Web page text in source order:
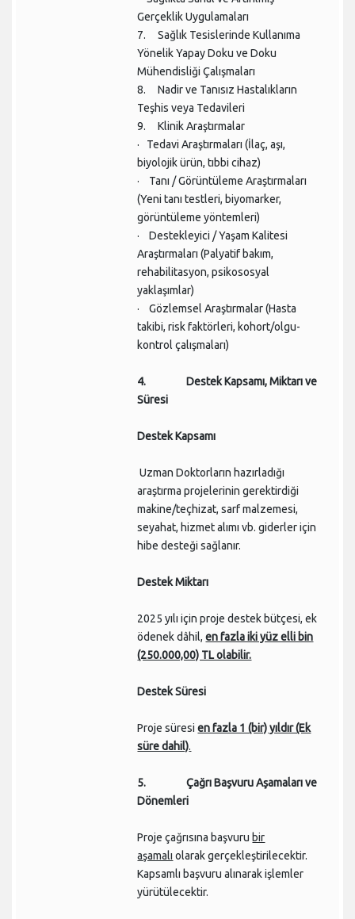
Gerçeklik Uygulamaları
7.Sağlık Tesislerinde Kullanıma
Yönelik Yapay Doku ve Doku
Mühendisliği Çalışmaları
8. Nadir ve Tanısız Hastalıkların
Teşhis veya Tedavileri
9. Klinik Araştırmalar
· Tedavi Araştırmaları (İlaç, aşı,
biyolojik ürün, tıbbi cihaz)
· Tanı / Görüntüleme Araştırmaları
(Yeni tanı testleri, biyomarker,
görüntüleme yöntemleri)
· Destekleyici / Yaşam Kalitesi
Araştırmaları (Palyatif bakım,
rehabilitasyon, psikososyal
yaklaşımlar)
· Gözlemsel Araştırmalar (Hasta
takibi, risk faktörleri, kohort/olgu-
kontrol çalışmaları)
4. Destek Kapsamı, Miktarı ve
Süresi
Destek Kapsamı
Uzman Doktorların hazırladığı
araştırma projelerinin gerektirdiği
makine/teçhizat, sarf malzemesi,
seyahat, hizmet alımı vb. giderler için
hibe desteği sağlanır.
Destek Miktarı
2025 yılı için proje destek bütçesi, ek
ödenek dâhil,en fazla iki yüz elli bin
(250.000,00) TL olabilir.
Destek Süresi
Proje süresi en fazla 1 (bir) yıldır (Ek
süre dahil).
5. Çağrı Başvuru Aşamaları ve
Dönemleri
Proje çağrısına başvuru bir
aşamalı olarak gerçekleştirilecektir.
Kapsamlı başvuru alınarak işlemler
yürütülecektir.